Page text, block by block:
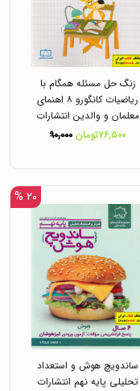
زنگ حل مسئله همگام با
ریاضیات کانگورو ۸ اهنمای
معلمان و والدین انتشارات
فاطمی۷۶,۵۰۰تومان ۹۰,۰۰۰
۲۰ %
ساندویچ هوش و استعداد
تحلیلی پایه نهم انتشارات